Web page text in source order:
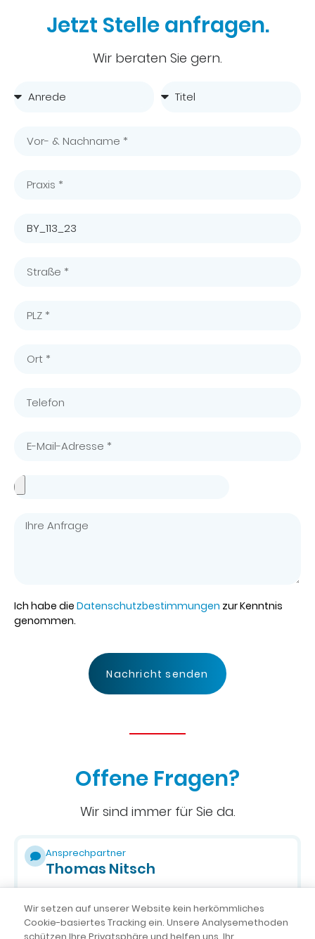
Jetzt Stelle anfragen.
Wir beraten Sie gern.
Ich habe die Datenschutzbestimmungen zur Kenntnis
genommen.
Nachricht senden
Offene Fragen?
Wir sind immer für Sie da.
Ansprechpartner
Thomas Nitsch
stellenboerse@dental2000.net
Wir setzen auf unserer Website kein herkömmliches
Cookie-basiertes Tracking ein. Unsere Analysemethoden